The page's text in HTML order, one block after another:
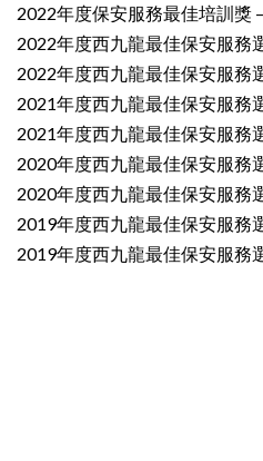
2022年度保安服務最佳培訓獎
2022年度西九龍最佳保安服務
2022年度西九龍最佳保安服務
2021年度西九龍最佳保安服務
2021年度西九龍最佳保安服務
2020年度西九龍最佳保安服務
2020年度西九龍最佳保安服務
2019年度西九龍最佳保安服務
2019年度西九龍最佳保安服務